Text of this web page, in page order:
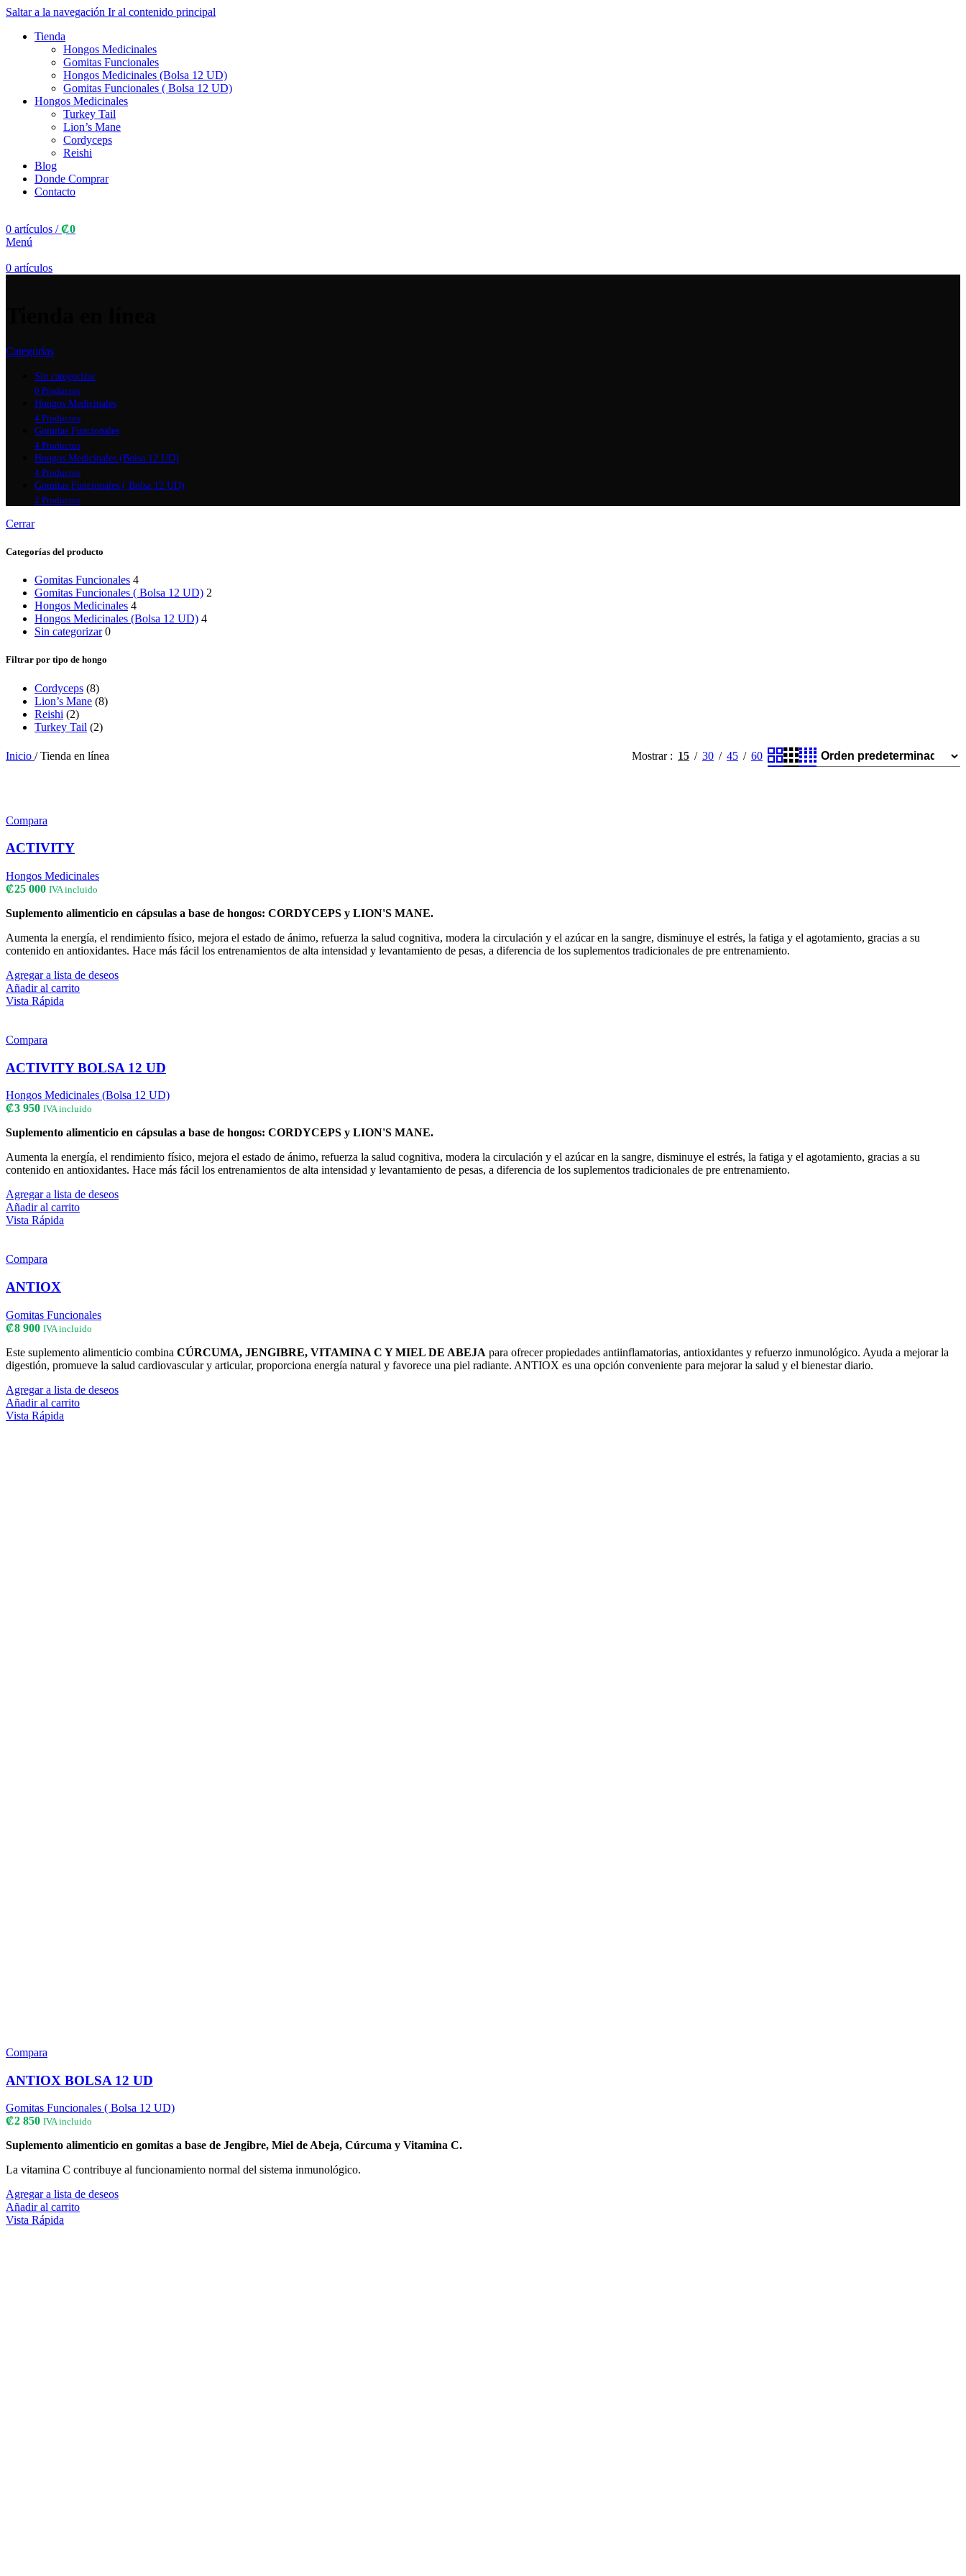
Saltar a la navegación Ir al contenido principal
Tienda
Hongos Medicinales
Gomitas Funcionales
Hongos Medicinales (Bolsa 12 UD)
Gomitas Funcionales ( Bolsa 12 UD)
Hongos Medicinales
Turkey Tail
Lion’s Mane
Cordyceps
Reishi
Blog
Donde Comprar
Contacto
0 artículos / ₡0
Menú
0 artículos
Categorías
Sin categorizar
0 Productos
Hongos Medicinales
4 Productos
Gomitas Funcionales
4 Productos
Hongos Medicinales (Bolsa 12 UD)
4 Productos
Gomitas Funcionales ( Bolsa 12 UD)
2 Productos
Cerrar
Categorías del producto
Gomitas Funcionales 4
Gomitas Funcionales ( Bolsa 12 UD) 2
Hongos Medicinales 4
Hongos Medicinales (Bolsa 12 UD) 4
Sin categorizar 0
Filtrar por tipo de hongo
Cordyceps (8)
Lion’s Mane (8)
Reishi (2)
Turkey Tail (2)
Inicio / Tienda en línea Mostrar 15 30 45 60
Compara
ACTIVITY
Hongos Medicinales
₡25 000 IVA incluido
Suplemento alimenticio en cápsulas a base de hongos: CORDYCEPS y LION'S MANE.
Aumenta la energía, el rendimiento físico, mejora el estado de ánimo, refuerza la salud cognitiva, modera la circulación y el azúcar en la sangre, disminuye el estrés, la fatiga y el agotamiento, gracias a su
contenido en antioxidantes. Hace más fácil los entrenamientos de alta intensidad y levantamiento de pesas, a diferencia de los suplementos tradicionales de pre entrenamiento.
Agregar a lista de deseos
Añadir al carrito
Vista Rápida
Compara
ACTIVITY BOLSA 12 UD
Hongos Medicinales (Bolsa 12 UD)
₡3 950 IVA incluido
Suplemento alimenticio en cápsulas a base de hongos: CORDYCEPS y LION'S MANE.
Aumenta la energía, el rendimiento físico, mejora el estado de ánimo, refuerza la salud cognitiva, modera la circulación y el azúcar en la sangre, disminuye el estrés, la fatiga y el agotamiento, gracias a su
contenido en antioxidantes. Hace más fácil los entrenamientos de alta intensidad y levantamiento de pesas, a diferencia de los suplementos tradicionales de pre entrenamiento.
Agregar a lista de deseos
Añadir al carrito
Vista Rápida
Compara
ANTIOX
Gomitas Funcionales
₡8 900 IVA incluido
Este suplemento alimenticio combina CÚRCUMA, JENGIBRE, VITAMINA C Y MIEL DE ABEJA para ofrecer propiedades antiinflamatorias, antioxidantes y refuerzo inmunológico. Ayuda a mejorar la
digestión, promueve la salud cardiovascular y articular, proporciona energía natural y favorece una piel radiante. ANTIOX es una opción conveniente para mejorar la salud y el bienestar diario.
Agregar a lista de deseos
Añadir al carrito
Vista Rápida
Compara
ANTIOX BOLSA 12 UD
Gomitas Funcionales ( Bolsa 12 UD)
₡2 850 IVA incluido
Suplemento alimenticio en gomitas a base de Jengibre, Miel de Abeja, Cúrcuma y Vitamina C.
La vitamina C contribuye al funcionamiento normal del sistema inmunológico.
Agregar a lista de deseos
Añadir al carrito
Vista Rápida